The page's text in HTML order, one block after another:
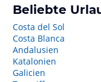
Beliebte
Costa del Sol
Costa Blanca
Andalusien
Katalonien
Galicien